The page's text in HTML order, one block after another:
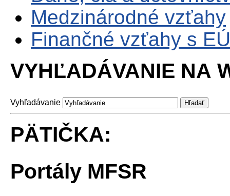
Medzinárodné vzťahy
Finančné vzťahy s EÚ
VYHĽADÁVANIE NA
Vyhľadávanie
PÄTIČKA:
Portály MFSR